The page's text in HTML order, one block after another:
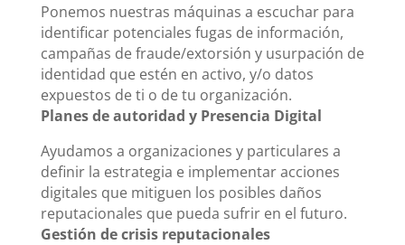
Ponemos nuestras máquinas a escuchar para
identificar potenciales fugas de información,
campañas de fraude/extorsión y usurpación de
identidad que estén en activo, y/o datos
expuestos de ti o de tu organización.
Planes de autoridad y Presencia Digital
Ayudamos a organizaciones y particulares a
definir la estrategia e implementar acciones
digitales que mitiguen los posibles daños
reputacionales que pueda sufrir en el futuro.
Gestión de crisis reputacionales